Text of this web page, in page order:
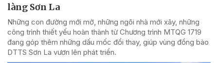
làng Sơn La
Những con đường mới mở, những ngôi nhà mới xây, những
công trình thiết yếu hoàn thành từ Chương trình MTQG 1719
đang góp thêm những dấu mốc đổi thay, giúp vùng đồng bào
DTTS Sơn La vươn lên phát triển.